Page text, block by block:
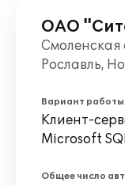
ОАО
Смоленская
Рославль,
Вариант работы
Клиент-
Microsoft
Общее число